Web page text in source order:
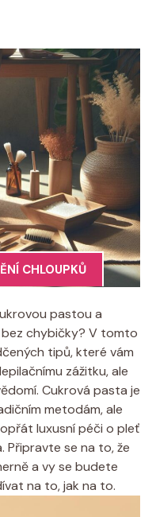
CHLOUPKŮ
pastou a
chybičky? V tomto
tipů, které vám
zážitku, ale
Cukrová pasta je
metodám, ale
luxusní péči o pleť
Připravte se na to, že
a vy se budete
na to, jak na to.